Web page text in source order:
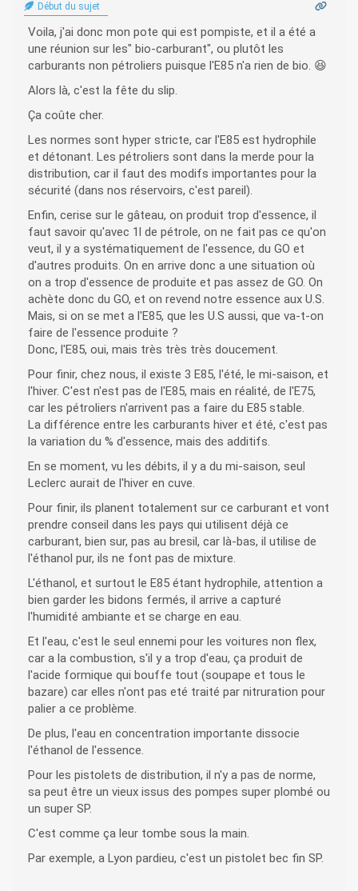
Début du sujet
Voila, j'ai donc mon pote qui est pompiste, et il a été a
une réunion sur les" bio-carburant", ou plutôt les
carburants non pétroliers puisque l'E85 n'a rien de bio. 😆
Alors là, c'est la fête du slip.
Ça coûte cher.
Les normes sont hyper stricte, car l'E85 est hydrophile
et détonant. Les pétroliers sont dans la merde pour la
distribution, car il faut des modifs importantes pour la
sécurité (dans nos réservoirs, c'est pareil).
Enfin, cerise sur le gâteau, on produit trop d'essence, il
faut savoir qu'avec 1l de pétrole, on ne fait pas ce qu'on
veut, il y a systématiquement de l'essence, du GO et
d'autres produits. On en arrive donc a une situation où
on a trop d'essence de produite et pas assez de GO. On
achète donc du GO, et on revend notre essence aux U.S.
Mais, si on se met a l'E85, que les U.S aussi, que va-t-on
faire de l'essence produite ?
Donc, l'E85, oui, mais très très très doucement.
Pour finir, chez nous, il existe 3 E85, l'été, le mi-saison, et
l'hiver. C'est n'est pas de l'E85, mais en réalité, de l'E75,
car les pétroliers n'arrivent pas a faire du E85 stable.
La différence entre les carburants hiver et été, c'est pas
la variation du % d'essence, mais des additifs.
En se moment, vu les débits, il y a du mi-saison, seul
Leclerc aurait de l'hiver en cuve.
Pour finir, ils planent totalement sur ce carburant et vont
prendre conseil dans les pays qui utilisent déjà ce
carburant, bien sur, pas au bresil, car là-bas, il utilise de
l'éthanol pur, ils ne font pas de mixture.
L'éthanol, et surtout le E85 étant hydrophile, attention a
bien garder les bidons fermés, il arrive a capturé
l'humidité ambiante et se charge en eau.
Et l'eau, c'est le seul ennemi pour les voitures non flex,
car a la combustion, s'il y a trop d'eau, ça produit de
l'acide formique qui bouffe tout (soupape et tous le
bazare) car elles n'ont pas eté traité par nitruration pour
palier a ce problème.
De plus, l'eau en concentration importante dissocie
l'éthanol de l'essence.
Pour les pistolets de distribution, il n'y a pas de norme,
sa peut être un vieux issus des pompes super plombé ou
un super SP.
C'est comme ça leur tombe sous la main.
Par exemple, a Lyon pardieu, c'est un pistolet bec fin SP.